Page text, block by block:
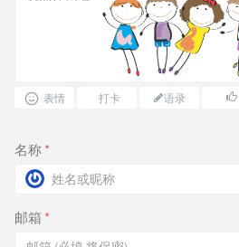
表情 打卡 语录
名称 *
邮箱 *